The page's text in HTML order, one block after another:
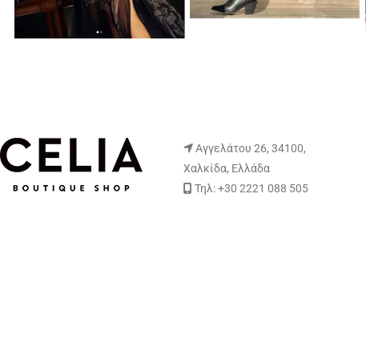
Αγγελάτου 26, 34100,
Χαλκίδα, Ελλάδα
Τηλ: +30 2221 088 505